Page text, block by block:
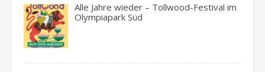
Alle Jahre wieder – Tollwood-Festival im
Olympiapark Süd